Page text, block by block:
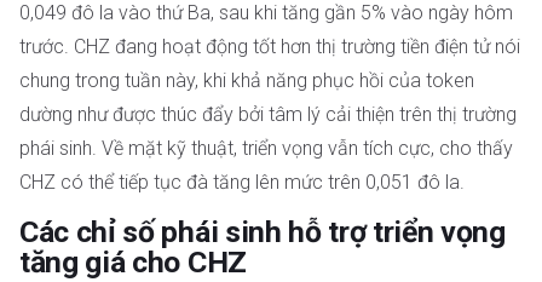
0,049 đô la vào thứ Ba, sau khi tăng gần 5% vào ngày hôm
trước. CHZ đang hoạt động tốt hơn thị trường tiền điện tử nói
chung trong tuần này, khi khả năng phục hồi của token
dường như được thúc đẩy bởi tâm lý cải thiện trên thị trường
phái sinh. Về mặt kỹ thuật, triển vọng vẫn tích cực, cho thấy
CHZ có thể tiếp tục đà tăng lên mức trên 0,051 đô la.
Các chỉ số phái sinh hỗ trợ triển vọng
tăng giá cho CHZ